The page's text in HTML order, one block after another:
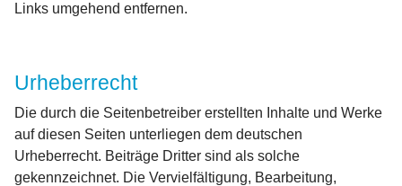
Links umgehend entfernen.
Urheberrecht
Die durch die Seitenbetreiber erstellten Inhalte und Werke
auf diesen Seiten unterliegen dem deutschen
Urheberrecht. Beiträge Dritter sind als solche
gekennzeichnet. Die Vervielfältigung, Bearbeitung,